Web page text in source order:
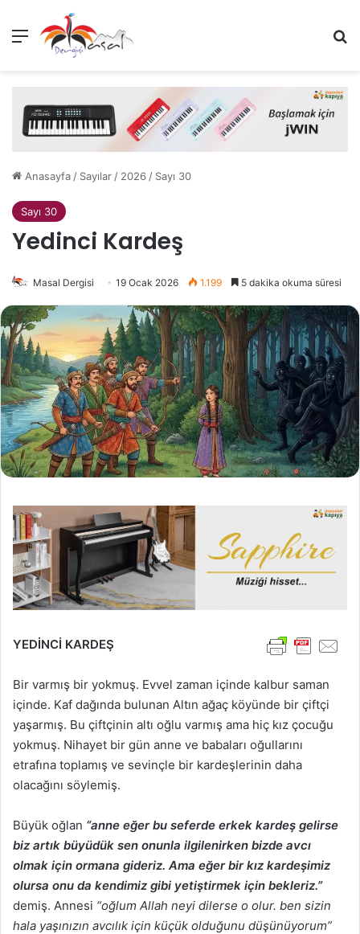
Menü
Anasayfa / Sayılar / 2026 / Sayı 30
Sayı 30
Yedinci Kardeş
Masal Dergisi 19 Ocak 2026 1.199 5 dakika okuma süresi
YEDİNCİ KARDEŞ
Bir varmış bir yokmuş. Evvel zaman içinde kalbur saman
içinde. Kaf dağında bulunan Altın ağaç köyünde bir çiftçi
yaşarmış. Bu çiftçinin altı oğlu varmış ama hiç kız çocuğu
yokmuş. Nihayet bir gün anne ve babaları oğullarını
etrafına toplamış ve sevinçle bir kardeşlerinin daha
olacağını söylemiş.
Büyük oğlan “anne eğer bu seferde erkek kardeş gelirse
biz artık büyüdük sen onunla ilgilenirken bizde avcı
olmak için ormana gideriz. Ama eğer bir kız kardeşimiz
olursa onu da kendimiz gibi yetiştirmek için bekleriz.”
demiş. Annesi “oğlum Allah neyi dilerse o olur. ben sizin
hala yaşınızın avcılık için küçük olduğunu düşünüyorum”